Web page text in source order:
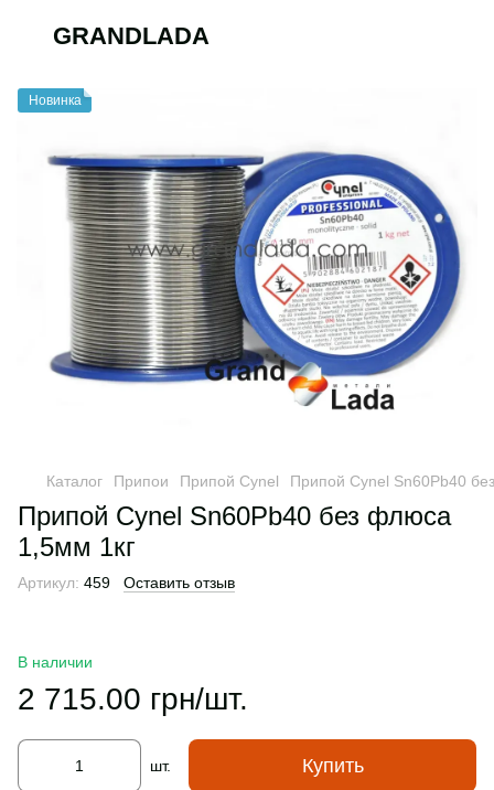
GRANDLADA
Новинка
Каталог Припои Припой Cynel Припой Cynel Sn60Pb40
Припой Cynel Sn60Pb40 без флюса
1,5мм 1кг
Артикул: 459 Оставить отзыв
В наличии
2 715.00 грн/шт.
шт. Купить